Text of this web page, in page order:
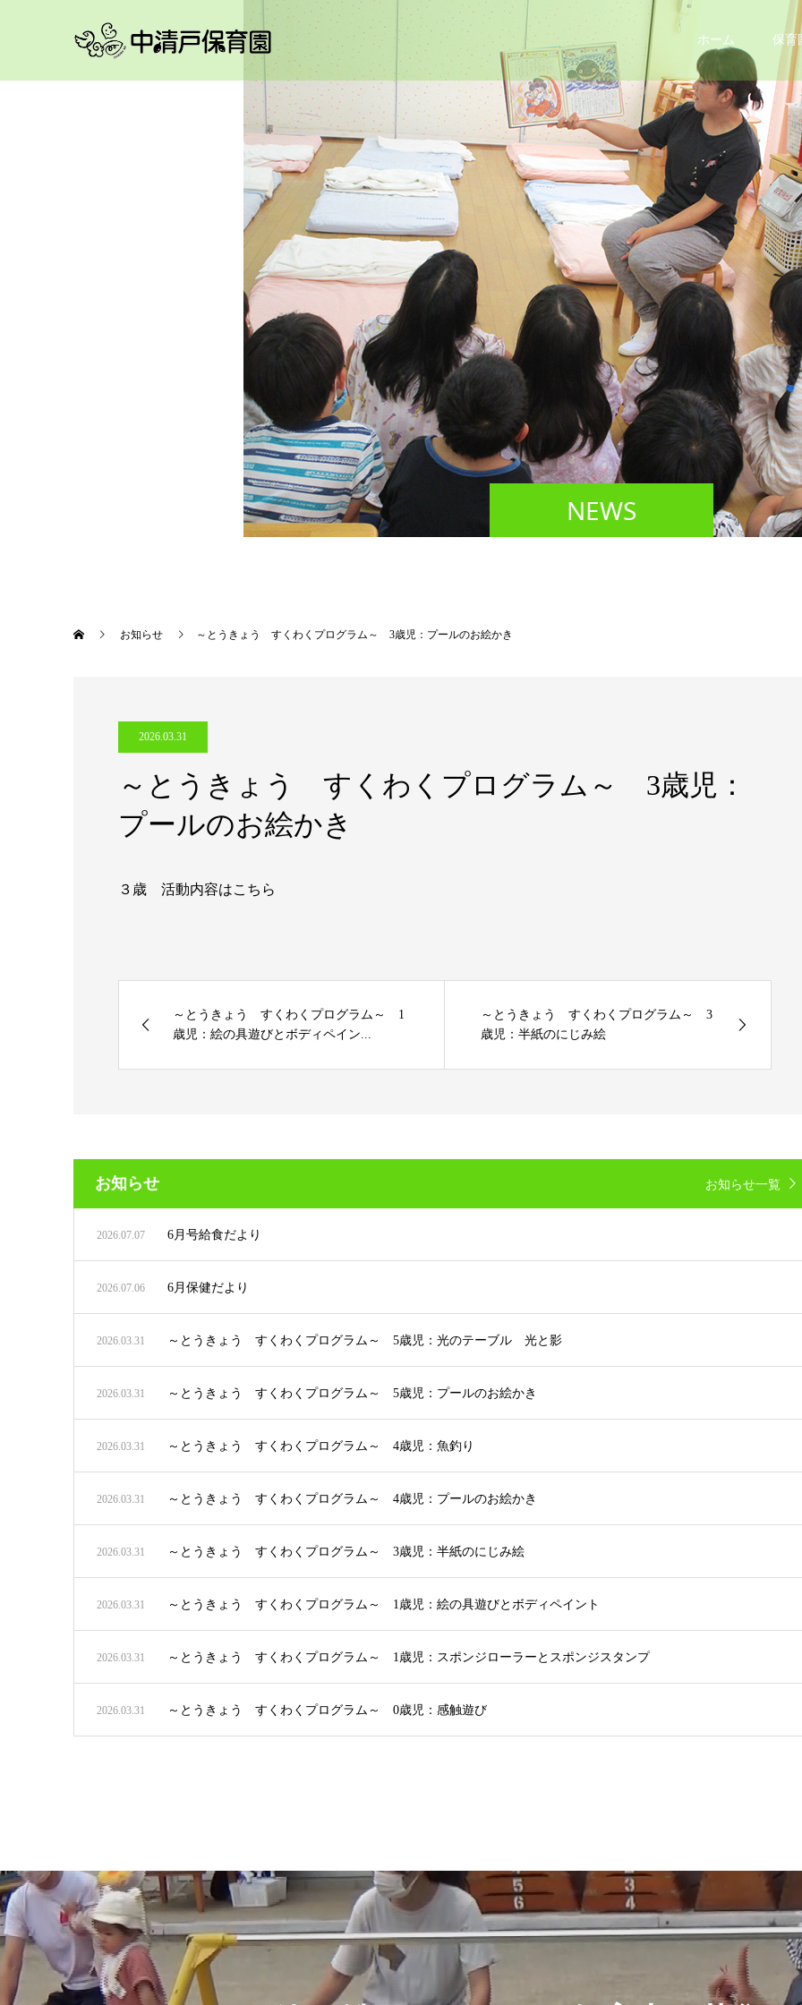
ホーム 保育
NEWS
お知らせ ～とうきょう すくわくプログラム～ 3歳児：プールのお絵かき
2026.03.31
～とうきょう すくわくプログラム～ 3歳児：
プールのお絵かき
３歳 活動内容はこちら
～とうきょう すくわくプログラム～ 1
歳児：絵の具遊びとボディペイン...
～とうきょう すくわくプログラム～ 3
歳児：半紙のにじみ絵
お知らせ お知らせ一覧
2026.07.07 6月号給食だより
2026.07.06 6月保健だより
2026.03.31 ～とうきょう すくわくプログラム～ 5歳児：光のテーブル 光と影
2026.03.31 ～とうきょう すくわくプログラム～ 5歳児：プールのお絵かき
2026.03.31 ～とうきょう すくわくプログラム～ 4歳児：魚釣り
2026.03.31 ～とうきょう すくわくプログラム～ 4歳児：プールのお絵かき
2026.03.31 ～とうきょう すくわくプログラム～ 3歳児：半紙のにじみ絵
2026.03.31 ～とうきょう すくわくプログラム～ 1歳児：絵の具遊びとボディペイント
2026.03.31 ～とうきょう すくわくプログラム～ 1歳児：スポンジローラーとスポンジスタンプ
2026.03.31 ～とうきょう すくわくプログラム～ 0歳児：感触遊び